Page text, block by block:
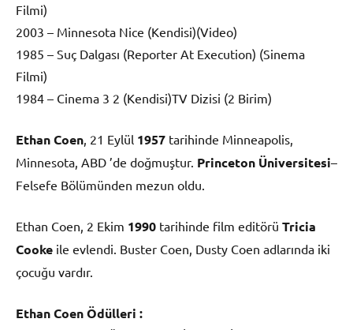
Filmi)
2003 – Minnesota Nice (Kendisi)(Video)
1985 – Suç Dalgası (Reporter At Execution) (Sinema
Filmi)
1984 – Cinema 3 2 (Kendisi)TV Dizisi (2 Birim)
Ethan Coen , 21 Eylül 1957 tarihinde Minneapolis,
Minnesota, ABD ’de doğmuştur. Princeton Üniversitesi–
Felsefe Bölümünden mezun oldu.
Ethan Coen, 2 Ekim 1990 tarihinde film editörü Tricia
Cooke ile evlendi. Buster Coen, Dusty Coen adlarında iki
çocuğu vardır.
Ethan Coen Ödülleri :